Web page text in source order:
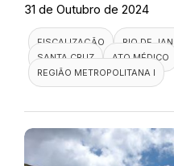
31 de Outubro de 2024
FISCALIZAÇÃO RIO DE
SANTA CRUZ
ATO MÉDICO
REGIÃO METROPOLITANA I